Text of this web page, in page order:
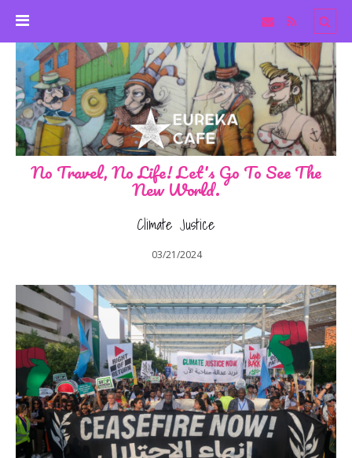
No Travel, No Life! Let's Go To See The
New World.
Climate Justice
03/21/2024